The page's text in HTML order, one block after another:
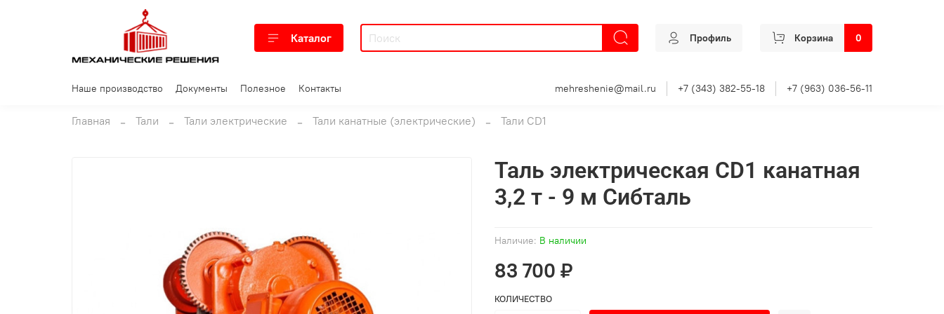
Каталог Профиль Корзина 0
Наше производство Документы Полезное Контакты mehreshenie@mail.ru +7 (343) 382-55-18 +7 (963) 036-56-11
Главная Тали Тали электрические Тали канатные (электрические) Тали CD1
Наличие: В наличии
Таль электрическая CD1 канатная
3,2 т - 9 м Сибталь
83 700 ₽
КОЛИЧЕСТВО